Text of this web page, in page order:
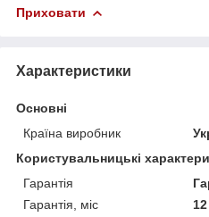
Приховати
Характеристики
Основні
Країна виробник
Користувальницькі
Гарантія
Гарантія, міс
12